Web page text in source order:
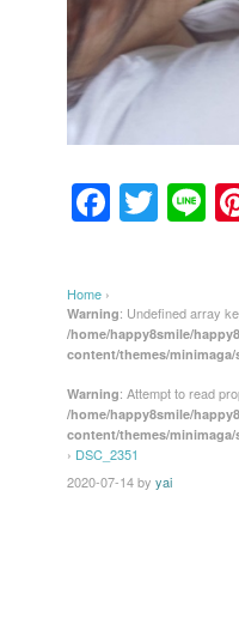
F
a
e
b
o
o
k
T
wi
er
Li
n
Home ›
Warning: Undefined array
/home/happy8smile/
content/themes/
Warning: Attempt to read
/home/happy8smile/
content/themes/
› DSC_2351
2020-07-14by yai